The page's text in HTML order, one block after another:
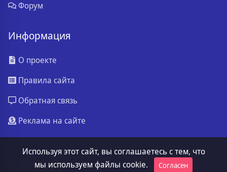
Форум
Информация
О проекте
Правила сайта
Обратная связь
Реклама на сайте
© 2026
Используя этот сайт, вы соглашаетесь с тем, что
мы используем файлы cookie.
Согласен